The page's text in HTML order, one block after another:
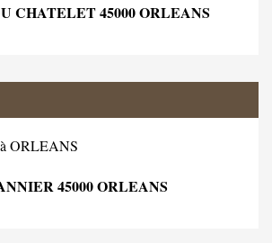
CHATELET 45000 ORLEANS
ORLEANS
45000 ORLEANS